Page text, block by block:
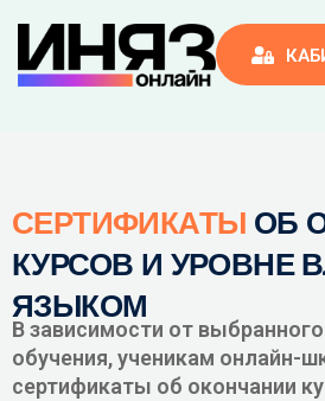
СЕРТИФИКАТЫ ОБ
КУРСОВ И УРОВНЕ
ЯЗЫКОМ
В зависимости от
обучения, ученикам онлайн-
сертификаты об окончании